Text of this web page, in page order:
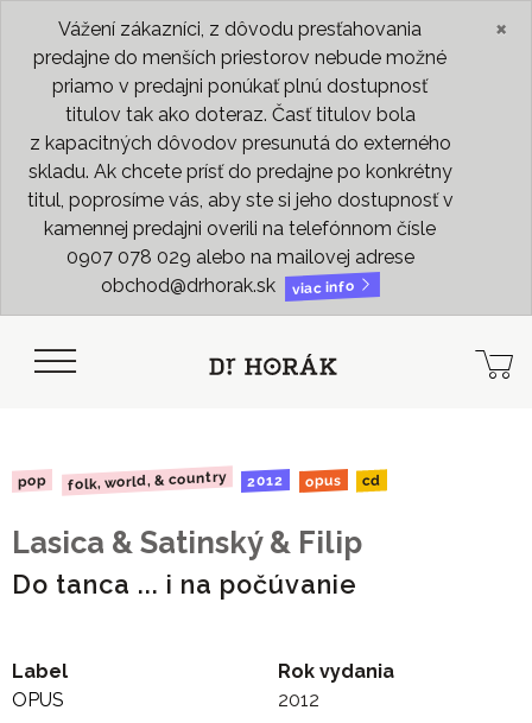
Vážení zákazníci, z dôvodu presťahovania
predajne do menších priestorov nebude možné
priamo v predajni ponúkať plnú dostupnosť
titulov tak ako doteraz. Časť titulov bola
z kapacitných dôvodov presunutá do externého
skladu. Ak chcete prísť do predajne po konkrétny
titul, poprosíme vás, aby ste si jeho dostupnosť v
kamennej predajni overili na telefónnom čísle
0907 078 029 alebo na mailovej adrese
obchod@drhorak.sk
viac info
×
pop folk, world, & country 2012 opus cd
Lasica & Satinský & Filip
Do tanca ... i na počúvanie
Label
OPUS
Rok vydania
2012